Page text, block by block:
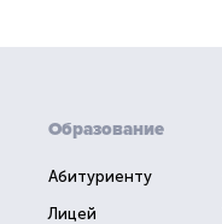
Образование
Абитуриенту
Лицей